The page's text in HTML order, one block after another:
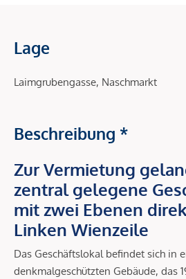
Lage
Laimgrubengasse, Naschmarkt
Beschreibung *
Zur Vermietung
zentral gelegene
mit zwei Ebenen
Linken Wienzeile
Das Geschäftslokal befindet sich in
denkmalgeschützten Gebäude, das